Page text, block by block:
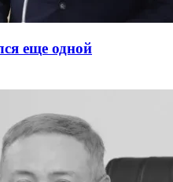
еще одной